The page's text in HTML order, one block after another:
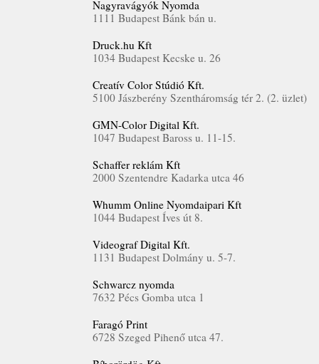
Nagyravágyók Nyomda
1111 Budapest Bánk bán u.
Druck.hu Kft
1034 Budapest Kecske u. 26
Creatív Color Stúdió Kft.
5100 Jászberény Szentháromság tér 2. (2. üzlet)
GMN-Color Digital Kft.
1047 Budapest Baross u. 11-15.
Schaffer reklám Kft
2000 Szentendre Kadarka utca 46
Whumm Online Nyomdaipari Kft
1044 Budapest Íves út 8.
Videograf Digital Kft.
1131 Budapest Dolmány u. 5-7.
Schwarcz nyomda
7632 Pécs Gomba utca 1
Faragó Print
6728 Szeged Pihenő utca 47.